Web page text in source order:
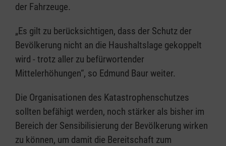
der Fahrzeuge.
„Es gilt zu berücksichtigen, dass der Schutz der
Bevölkerung nicht an die Haushaltslage gekoppelt
wird - trotz aller zu befürwortender
Mittelerhöhungen“, so Edmund Baur weiter.
Die Organisationen des Katastrophenschutzes
sollten befähigt werden, noch stärker als bisher im
Bereich der Sensibilisierung der Bevölkerung wirken
zu können, um damit die Bereitschaft zum